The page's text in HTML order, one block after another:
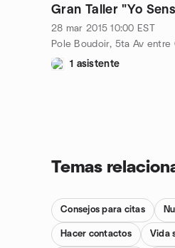
Gran Taller "Yo
28 mar 2015 10:00 EST
1 asistente
Temas
Consejos para citas
Hacer contactos Vida